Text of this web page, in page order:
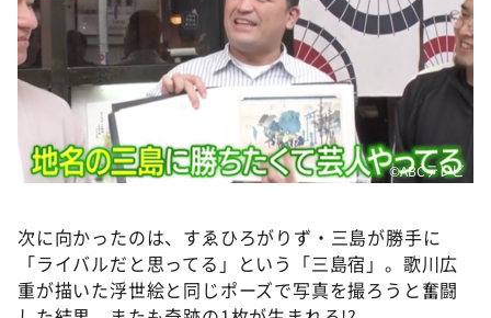
©️ABCテレビ
次に向かったのは、すゑひろがりず・三島が勝手に
「ライバルだと思ってる」という「三島宿」。歌川広
重が描いた浮世絵と同じポーズで写真を撮ろうと奮闘